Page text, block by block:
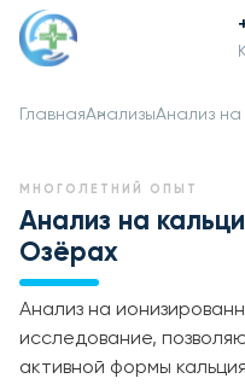
ГлавнаяАнализыАнализ на
МНОГОЛЕТНИЙ ОПЫТ
Анализ на
Озёрах
Анализ на
исследование,
активной формы